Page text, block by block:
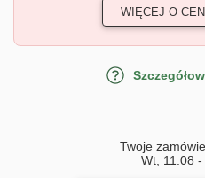
WIĘCEJ O
Twoje
Wt, 11.08 -